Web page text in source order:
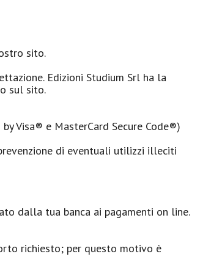
sito.
Edizioni Studium Srl ha la
sul sito.
Visa® e MasterCard Secure Code®)
di eventuali utilizzi illeciti
dalla tua banca ai pagamenti on line.
richiesto; per questo motivo è